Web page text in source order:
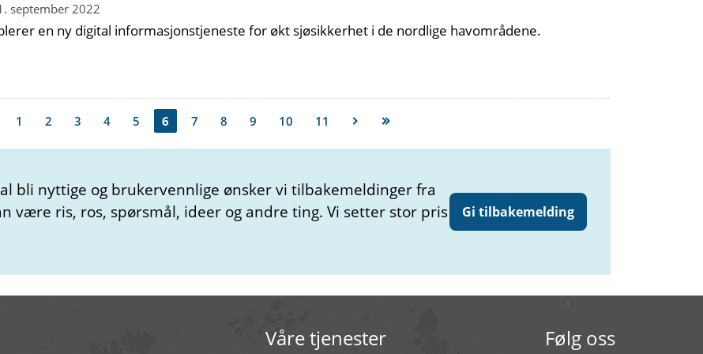
september 2022
en ny digital informasjonstjeneste for økt sjøsikkerhet i de nordlige havområdene.
1 2 3 4 5 6 7 8 9 10 11
bli nyttige og brukervennlige ønsker vi tilbakemeldinger fra
være ris, ros, spørsmål, ideer og andre ting. Vi setter stor pris
Gi tilbakemelding
Våre tjenester Følg oss